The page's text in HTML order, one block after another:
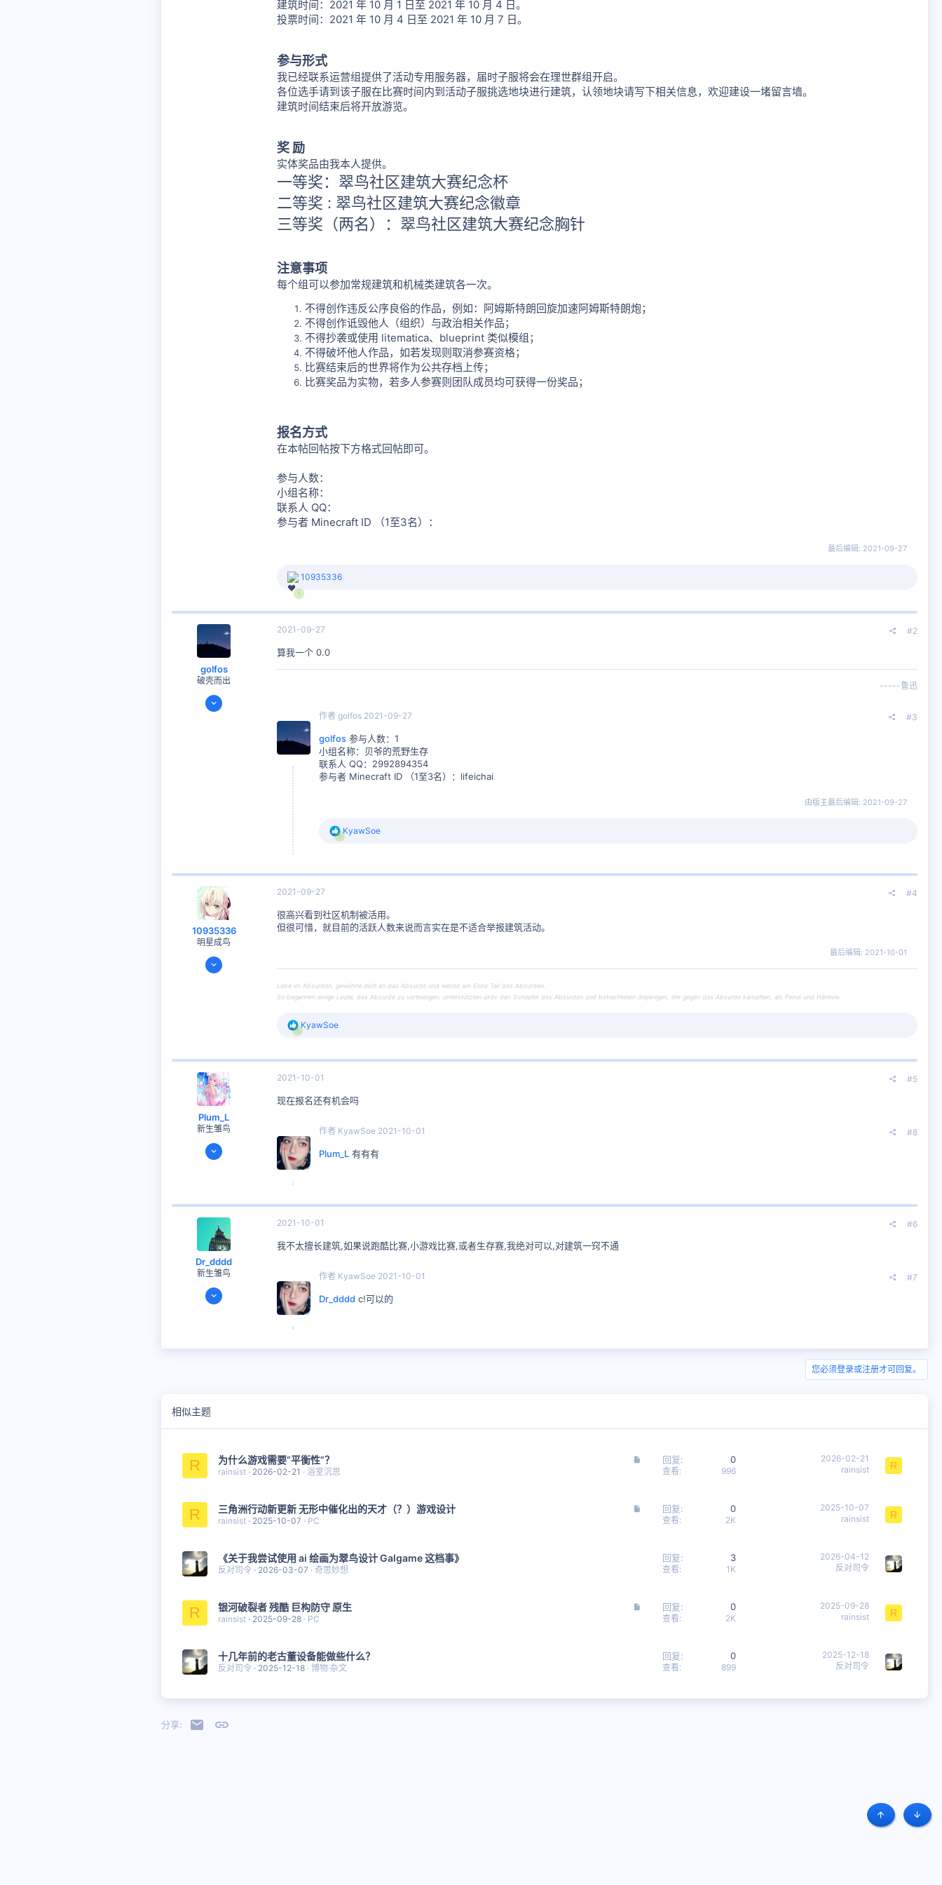
建筑时间：2021 年 10 月 1 日至 2021 年 10 月 4 日。
投票时间：2021 年 10 月 4 日至 2021 年 10 月 7 日。
参与形式
我已经联系运营组提供了活动专用服务器，届时子服将会在理世群组开启。
各位选手请到该子服在比赛时间内到活动子服挑选地块进行建筑，认领地块请写下相关信息，欢迎建设一堵留言墙。
建筑时间结束后将开放游览。
奖 励
实体奖品由我本人提供。
一等奖：翠鸟社区建筑大赛纪念杯
二等奖 : 翠鸟社区建筑大赛纪念徽章
三等奖（两名）：翠鸟社区建筑大赛纪念胸针
注意事项
每个组可以参加常规建筑和机械类建筑各一次。
不得创作违反公序良俗的作品，例如：阿姆斯特朗回旋加速阿姆斯特朗炮；
不得创作诋毁他人（组织）与政治相关作品；
不得抄袭或使用 litematica、blueprint 类似模组；
不得破坏他人作品，如若发现则取消参赛资格；
比赛结束后的世界将作为公共存档上传；
比赛奖品为实物，若多人参赛则团队成员均可获得一份奖品；
报名方式
在本帖回帖按下方格式回帖即可。
参与人数：
小组名称：
联系人 QQ：
参与者 Minecraft ID （1至3名）：
最后编辑: 2021-09-27
1
反
馈
:
10935336
golfos
破壳而出
2021-01-21
2021-09-27 #2
算我一个 0.0
-----鲁迅​
作者 golfos 2021-09-27 #3
golfos 参与人数：1
小组名称：贝爷的荒野生存
联系人 QQ：2992894354
参与者 Minecraft ID （1至3名）：lifeichai
由版主最后编辑: 2021-09-27
1
反
馈
KyawSoe
10935336
明星成鸟
2020-08-07
2021-09-27 #4
很高兴看到社区机制被活用。
但很可惜，就目前的活跃人数来说而言实在是不适合举报建筑活动。
最后编辑: 2021-10-01
Lebe im Absurden, gewöhne dich an das Absurde und werde am Ende Teil des Absurden.
So begannen einige Leute, das Absurde zu verteidigen, unterstützten aktiv den Schöpfer des Absurden und betrachteten diejenigen, die gegen das Absurde kämpften, als Feind und Häresie.
1
反
馈
KyawSoe
Plum_L
新生雏鸟
2020-08-11
2021-10-01 #5
现在报名还有机会吗
作者 KyawSoe 2021-10-01 #8
Plum_L 有有有
Dr_dddd
新生雏鸟
2021-01-19
2021-10-01 #6
我不太擅长建筑,如果说跑酷比赛,小游戏比赛,或者生存赛,我绝对可以,对建筑一窍不通
作者 KyawSoe 2021-10-01 #7
Dr_dddd c!可以的
您必须登录或注册才可回复。
相似主题
R 为什么游戏需要“平衡性”？
rainsist 2026-02-21 浴室沉思
回复 0
查看 996
2026-02-21
rainsist
R
R 三角洲行动新更新 无形中催化出的天才（？）游戏设计
rainsist 2025-10-07 PC
回复 0
查看 2K
2025-10-07
rainsist
R
《关于我尝试使用 ai 绘画为翠鸟设计 Galgame 这档事》
反对司令 2026-03-07 奇思妙想
回复 3
查看 1K
2026-04-12
反对司令
R 银河破裂者 残酷 巨构防守 原生
rainsist 2025-09-28 PC
回复 0
查看 2K
2025-09-28
rainsist
R
十几年前的老古董设备能做些什么？
反对司令 2025-12-18 博物·杂文
回复 0
查看 899
2025-12-18
反对司令
分享: 邮件
顶部 底部